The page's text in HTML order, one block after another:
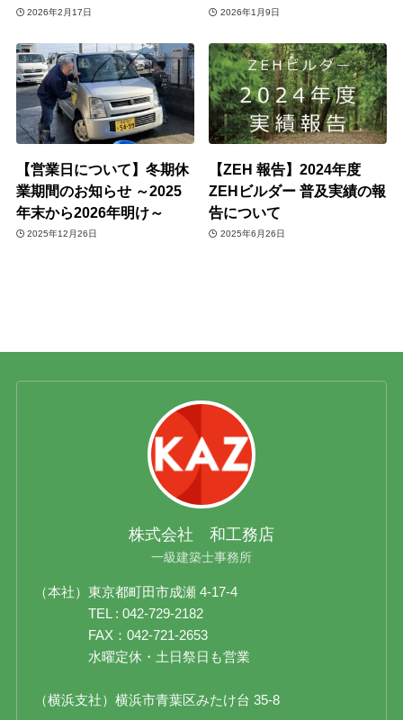
2026年2月17日 2026年1月9日
【営業日について】冬期休
業期間のお知らせ ～2025
年末から2026年明け～
2025年12月26日
【ZEH 報告】2024年度
ZEHビルダー 普及実績の報
告について
2025年6月26日
株式会社 和工務店
一級建築士事務所
（本社）東京都町田市成瀬 4-17-4
TEL : 042-729-2182
FAX：042-721-2653
水曜定休・土日祭日も営業
（横浜支社）横浜市青葉区みたけ台 35-8